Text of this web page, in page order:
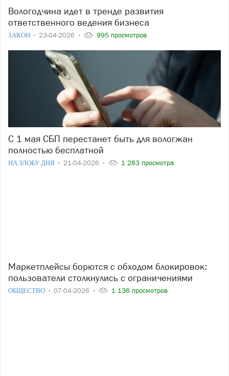
Вологодчина идет в тренде развития
ответственного ведения бизнеса
ЗАКОН 23-04-2026 995 просмотров
С 1 мая СБП перестанет быть для вологжан
полностью бесплатной
НА ЗЛОБУ ДНЯ 21-04-2026 1 283 просмотра
Маркетплейсы борются с обходом блокировок:
пользователи столкнулись с ограничениями
ОБЩЕСТВО 07-04-2026 1 136 просмотров